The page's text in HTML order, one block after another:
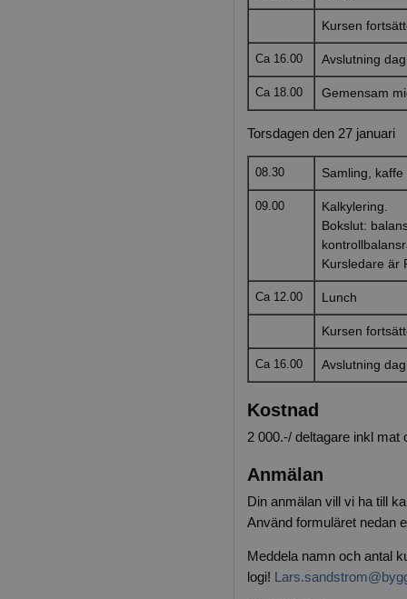
Kursen
Ca 16.00 Avslutning
Ca 18.00 Gemensam
Torsdagen den 27 januari
08.30 Samling,
09.00
Kalkylering.
Bokslut:
Kursledare är
Ca 12.00 Lunch
Kursen
Ca 16.00 Avslutning
Kostnad
2 000.-/ deltagare inkl
Anmälan
Din anmälan vill vi ha till
Använd formuläret nedan
Meddela namn och antal
logi!